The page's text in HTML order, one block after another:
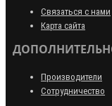
Связаться с нами
Карта сайта
Производители
Сотрудничество